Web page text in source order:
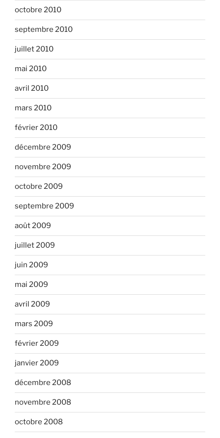
octobre 2010
septembre 2010
juillet 2010
mai 2010
avril 2010
mars 2010
février 2010
décembre 2009
novembre 2009
octobre 2009
septembre 2009
août 2009
juillet 2009
juin 2009
mai 2009
avril 2009
mars 2009
février 2009
janvier 2009
décembre 2008
novembre 2008
octobre 2008